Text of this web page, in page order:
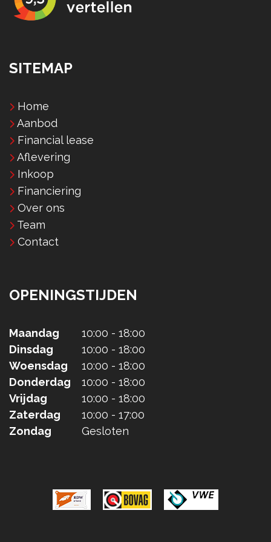
SITEMAP
Home
Aanbod
Financial lease
Aflevering
Inkoop
Financiering
Over ons
Team
Contact
OPENINGSTIJDEN
Maandag
10:00 - 18:00
Dinsdag
10:00 - 18:00
Woensdag
10:00 - 18:00
Donderdag
10:00 - 18:00
Vrijdag
10:00 - 18:00
Zaterdag
10:00 - 17:00
Zondag
Gesloten